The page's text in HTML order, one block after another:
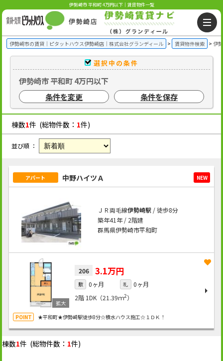
伊勢崎市 平和町 4万円以下｜賃貸物件一覧
伊勢崎市の賃貸｜ピタットハウス伊勢崎店｜株式会社グランディール 賃貸物件検索 伊
選択中の条件
伊勢崎市 平和町 4万円以下
条件を変更
条件を保存
棟数1件 (総物件数： 1件)
並び順 ：
アパート 中野ハイツＡ NEW
ＪＲ両毛線伊勢崎駅/ 徒歩8分
築年41年 / 2階建
群馬県伊勢崎市平和町
206 3.1万円
敷 0ヶ月 礼
0ヶ月
2階 1DK（21.39ｍ2）
★平和町★伊勢崎駅徒歩8分☆積水ハウス施工☆１ＤＫ！
棟数1件 (総物件数： 1件)